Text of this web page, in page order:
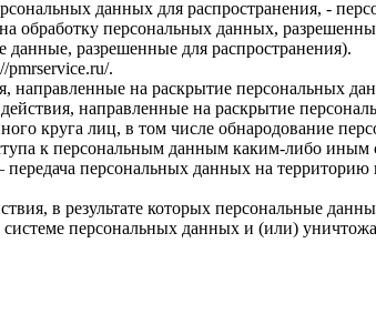
данных для распространения, -
обработку персональных данных,
разрешенные для распространения).
pmrservice.ru/.
направленные на раскрытие персональных
направленные на раскрытие
круга лиц, в том числе обнародование
к персональным данным каким-либо иным
персональных данных на
в результате которых персональные
персональных данных и (или)